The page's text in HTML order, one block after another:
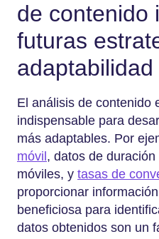
de contenido
futuras
El análisis de contenido
indispensable para
más adaptables. Por
móvil, datos de
móviles, y tasas de
proporcionar
beneficiosa para
datos obtenidos son un